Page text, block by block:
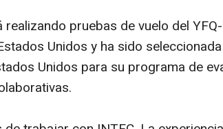
realizando pruebas de vuelo del
Unidos y ha sido
Unidos para su programa de